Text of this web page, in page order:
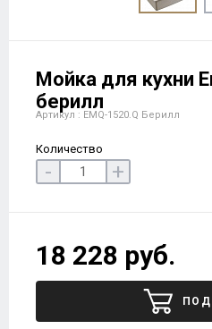
Мойка для кухни
берилл
Артикул : EMQ-1520.Q Берилл
Количество
- +
18 228 руб.